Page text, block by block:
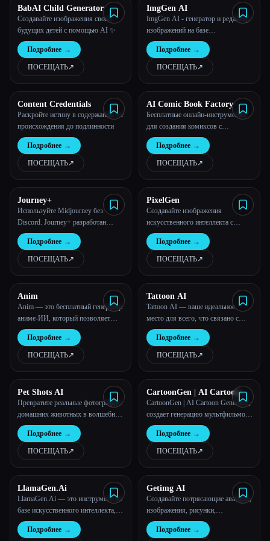
BabAI Child Generator
Создавайте изображения своих
будущих детей с помощью AI ✨
Подробнее →
ПОСЕЩАТЬ↗︎
ImgGen AI
ImgGen AI - генератор и редактор
изображений на базе
искусственного интеллекта, 100%
бесплатный
Подробнее →
ПОСЕЩАТЬ↗︎
Content Credentials
Раскройте истину в содержании: от
происхождения до подлинности
Подробнее →
ПОСЕЩАТЬ↗︎
AI Comic Book Factory
Бесплатные онлайн-инструменты
для создания комиксов с
искусственным интеллектом
Подробнее →
ПОСЕЩАТЬ↗︎
Journey+
Используйте Midjourney без
Discord. Journey+ разработан
командой венчурной студии
Halation, специализирующейся на
продуктах, ориентированных на
дизайн.
Подробнее →
ПОСЕЩАТЬ↗︎
PixelGen
Создавайте изображения
искусственного интеллекта с
помощью интерфейса «укажи и
щелкни» без необходимости
писать сложные подсказки.
Подробнее →
ПОСЕЩАТЬ↗︎
Anim
Anim — это бесплатный генератор
аниме-ИИ, который позволяет
любому создавать свои
собственные аниме-арты с
искусственным интеллектом. С
помощью наших инструментов
создавать потрясающие аниме-
рисунки.
Подробнее →
ПОСЕЩАТЬ↗︎
Tattoon AI
Tattoon AI — ваше идеальное
место для всего, что связано с
дизайном татуировок!
Подробнее →
ПОСЕЩАТЬ↗︎
Pet Shots AI
Превратите реальные фотографии
домашних животных в волшебные
сцены с помощью генератора
изображений PetShotsai
Подробнее →
ПОСЕЩАТЬ↗︎
CartoonGen | AI Cartoon
Generator
CartoonGen | AI Cartoon Generator,
создает генерацию мультфильмов
для аватара с текстом или
изображением в стиле pixar.
Подробнее →
ПОСЕЩАТЬ↗︎
LlamaGen.Ai
LlamaGen.Ai — это инструмент на
базе искусственного интеллекта,
который позволяет легко
создавать аниме, комиксы и игры.
Подробнее →
Getimg AI
Создавайте потрясающие аватары,
изображения, рисунки,
фотографии с помощью
искусственного интеллекта.
Подробнее →